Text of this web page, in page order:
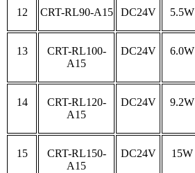
12 CRT-RL90-A15 DC24V 5.5W
13
CRT-RL100-
A15
DC24V 6.0W
14
CRT-RL120-
A15
DC24V 9.2W
15
CRT-RL150-
A15
DC24V 15W